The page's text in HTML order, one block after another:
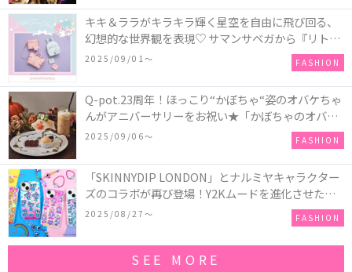
キキ＆ララがキラキラ輝く星空を自由に飛び回る、
幻想的な世界観を表現♡ サマンサベガから『リトル
ツインスターズ』50周年アニバーサリーイヤー』を
2025/09/01〜 FASHION
Q-pot.23周年！ほっこり“かぼちゃ“姿のオバケちゃ
んがアニバーサリーをお祝い★「かぼちゃのオバケ
ーキアクセサリー」が新発売！Q-pot CAFE.では
「かぼちゃのオバケーキプレート」も登場
2025/09/06〜 FASHION
「SKINNYDIP LONDON」とナルミヤキャラクター
ズのコラボが再び登場！Y2Kムードを進化させた新
作コレクションを発売♪
2025/08/27〜 FASHION
SEE MORE